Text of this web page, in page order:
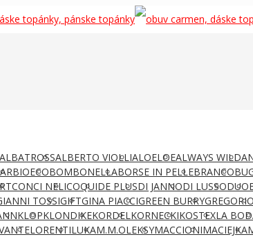
ALBATROSSALBERTO VIOLLIALOELOEALWAYS WILD
BIOECOBOMBONELLABORSE IN PELLEBRANCO
CONCI NELICOQUIDE PLUSDI JANNODI LUSSODUO
TOSSIGIFTGINA PIACCIGREEN BURRYGREGORIO
KLOPKLONDIKEKORDELKORNECKIKOSTEXLA
LORENTILUKAM.M.OLEKSYMACCIONIMACIEJKA